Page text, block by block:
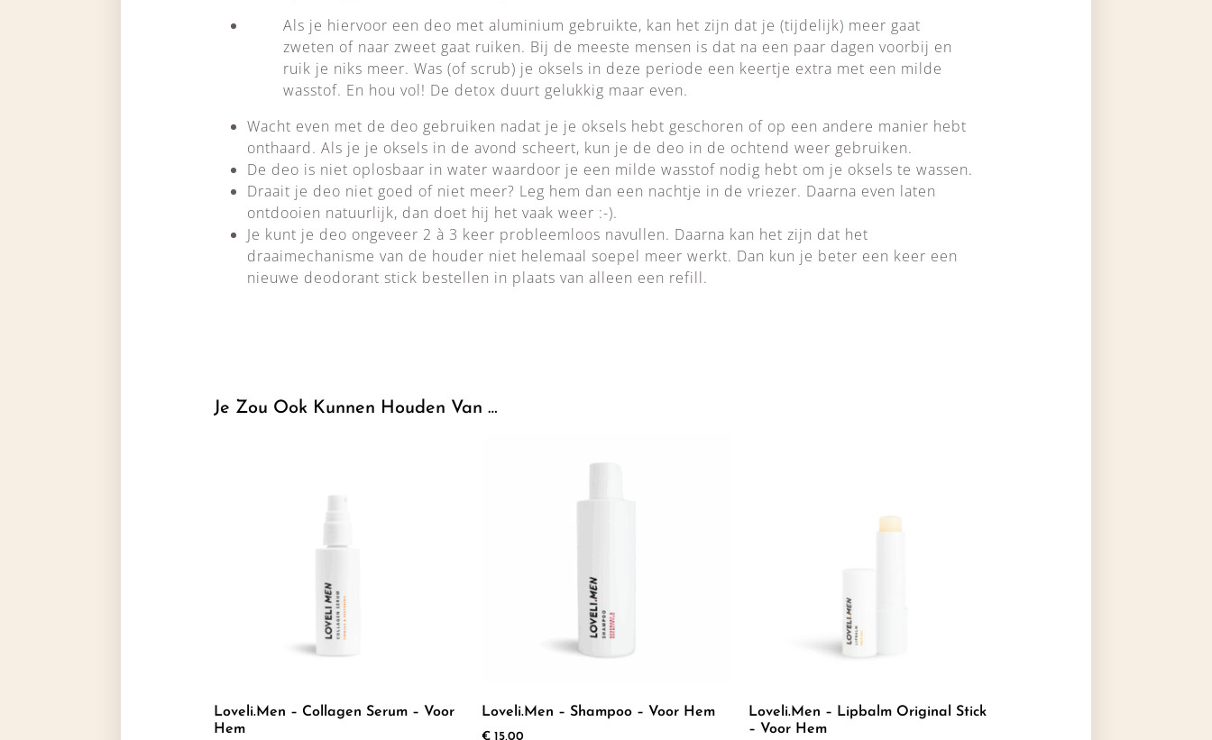
Als je hiervoor een deo met aluminium gebruikte, kan het zijn dat je (tijdelijk) meer gaat
zweten of naar zweet gaat ruiken. Bij de meeste mensen is dat na een paar dagen voorbij en
ruik je niks meer. Was (of scrub) je oksels in deze periode een keertje extra met een milde
wasstof. En hou vol! De detox duurt gelukkig maar even.
Wacht even met de deo gebruiken nadat je je oksels hebt geschoren of op een andere manier hebt
onthaard. Als je je oksels in de avond scheert, kun je de deo in de ochtend weer gebruiken.
De deo is niet oplosbaar in water waardoor je een milde wasstof nodig hebt om je oksels te wassen.
Draait je deo niet goed of niet meer? Leg hem dan een nachtje in de vriezer. Daarna even laten
ontdooien natuurlijk, dan doet hij het vaak weer :-).
Je kunt je deo ongeveer 2 à 3 keer probleemloos navullen. Daarna kan het zijn dat het
draaimechanisme van de houder niet helemaal soepel meer werkt. Dan kun je beter een keer een
nieuwe deodorant stick bestellen in plaats van alleen een refill.
Je Zou Ook Kunnen Houden Van …
Loveli.men – Collagen Serum – Voor
Hem
Loveli.men – Shampoo – Voor Hem
€15,00
Loveli.men – Lipbalm Original Stick
– Voor Hem